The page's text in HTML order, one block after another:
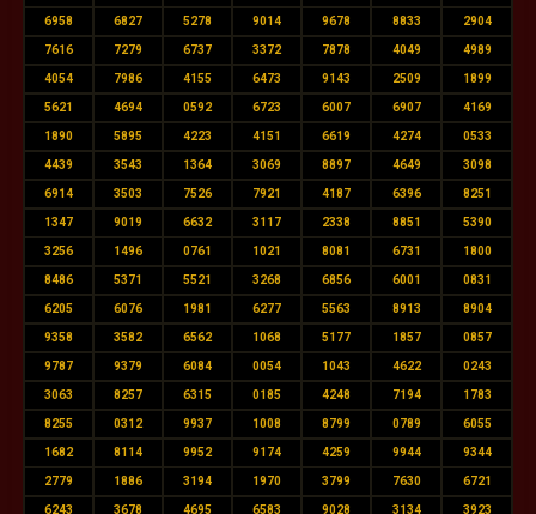
6958 6827 5278 9014 9678 8833 2904
7616 7279 6737 3372 7878 4049 4989
4054 7986 4155 6473 9143 2509 1899
5621 4694 0592 6723 6007 6907 4169
1890 5895 4223 4151 6619 4274 0533
4439 3543 1364 3069 8897 4649 3098
6914 3503 7526 7921 4187 6396 8251
1347 9019 6632 3117 2338 8851 5390
3256 1496 0761 1021 8081 6731 1800
8486 5371 5521 3268 6856 6001 0831
6205 6076 1981 6277 5563 8913 8904
9358 3582 6562 1068 5177 1857 0857
9787 9379 6084 0054 1043 4622 0243
3063 8257 6315 0185 4248 7194 1783
8255 0312 9937 1008 8799 0789 6055
1682 8114 9952 9174 4259 9944 9344
2779 1886 3194 1970 3799 7630 6721
6243 3678 4695 6583 9028 3134 3923